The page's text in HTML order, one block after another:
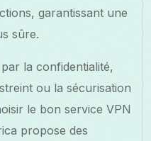
garantissant une
sûre.
la confidentialité,
ou la sécurisation
le bon service VPN
propose des